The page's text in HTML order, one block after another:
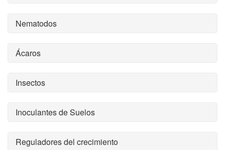
Nematodos
Ácaros
Insectos
Inoculantes de Suelos
Reguladores del crecimiento